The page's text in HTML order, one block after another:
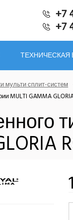
+7
+7
ТЕХНИЧЕСКАЯ
мульти сплит-систем
MULTI GAMMA